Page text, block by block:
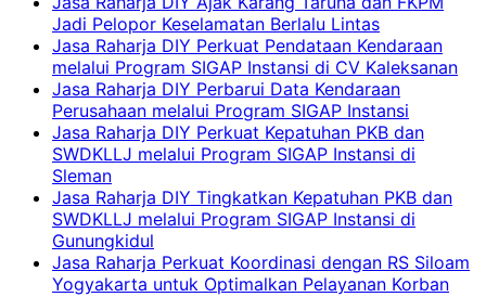
Jadi Pelopor Keselamatan Berlalu Lintas
Jasa Raharja DIY Perkuat Pendataan Kendaraan
melalui Program SIGAP Instansi di CV Kaleksanan
Jasa Raharja DIY Perbarui Data Kendaraan
Perusahaan melalui Program SIGAP Instansi
Jasa Raharja DIY Perkuat Kepatuhan PKB dan
SWDKLLJ melalui Program SIGAP Instansi di
Sleman
Jasa Raharja DIY Tingkatkan Kepatuhan PKB dan
SWDKLLJ melalui Program SIGAP Instansi di
Gunungkidul
Jasa Raharja Perkuat Koordinasi dengan RS Siloam
Yogyakarta untuk Optimalkan Pelayanan Korban